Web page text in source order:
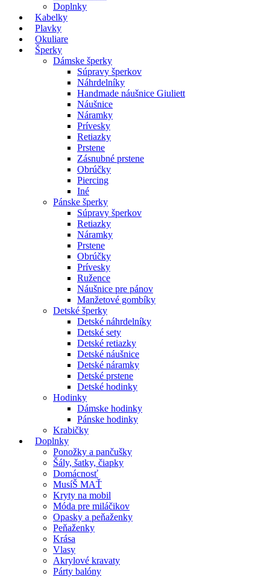
Doplnky
Kabelky
Plavky
Okuliare
Šperky
Dámske šperky
Súpravy šperkov
Náhrdelníky
Handmade náušnice Giuliett
Náušnice
Náramky
Prívesky
Retiazky
Prstene
Zásnubné prstene
Obrúčky
Piercing
Iné
Pánske šperky
Súpravy šperkov
Retiazky
Náramky
Prstene
Obrúčky
Prívesky
Ružence
Náušnice pre pánov
Manžetové gombíky
Detské šperky
Detské náhrdelníky
Detské sety
Detské retiazky
Detské náušnice
Detské náramky
Detské prstene
Detské hodinky
Hodinky
Dámske hodinky
Pánske hodinky
Krabičky
Doplnky
Ponožky a pančušky
Šály, šatky, čiapky
Domácnosť
MusíŠ MAŤ
Kryty na mobil
Móda pre miláčikov
Opasky a peňaženky
Peňaženky
Krása
Vlasy
Akrylové kravaty
Párty balóny